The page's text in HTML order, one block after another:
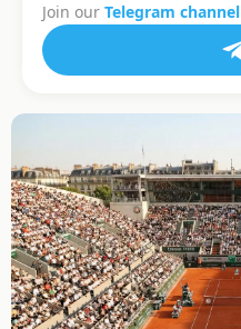
Join our Telegram channel